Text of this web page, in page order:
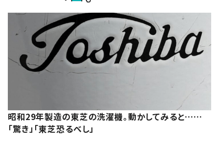
昭和29年製造の東芝の洗濯機。動かしてみると……
「驚き」「東芝恐るべし」